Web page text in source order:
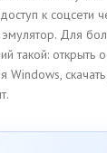
к соцсети
Для
такой: открыть
скачать